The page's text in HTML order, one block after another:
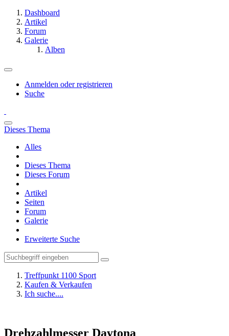
Dashboard
Artikel
Forum
Galerie
Alben
Anmelden oder registrieren
Suche
Dieses Thema
Alles
Dieses Thema
Dieses Forum
Artikel
Seiten
Forum
Galerie
Erweiterte Suche
Treffpunkt 1100 Sport
Kaufen & Verkaufen
Ich suche....
Drehzahlmesser Daytona